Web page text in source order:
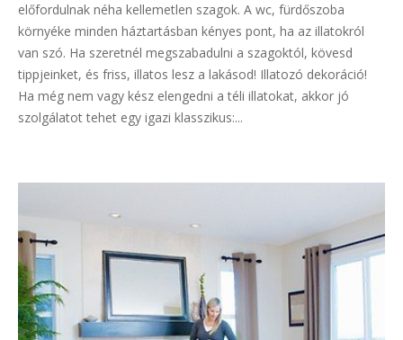
előfordulnak néha kellemetlen szagok. A wc, fürdőszoba
környéke minden háztartásban kényes pont, ha az illatokról
van szó. Ha szeretnél megszabadulni a szagoktól, kövesd
tippjeinket, és friss, illatos lesz a lakásod! Illatozó dekoráció!
Ha még nem vagy kész elengedni a téli illatokat, akkor jó
szolgálatot tehet egy igazi klasszikus:...